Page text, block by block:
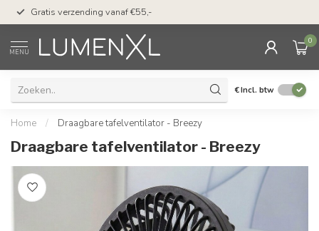
Gratis verzending vanaf €55,-
MENU
0
€Incl. btw
Home / Draagbare tafelventilator - Breezy
Draagbare tafelventilator - Breezy